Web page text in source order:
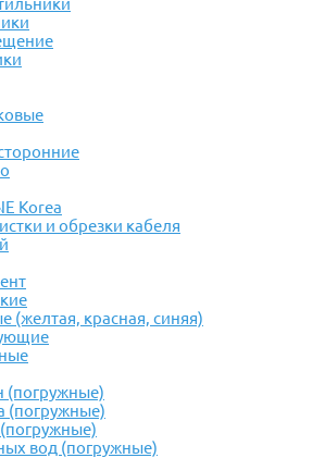
Korea
и обрезки кабеля
(желтая, красная, синяя)
(погружные)
(погружные)
вод (погружные)